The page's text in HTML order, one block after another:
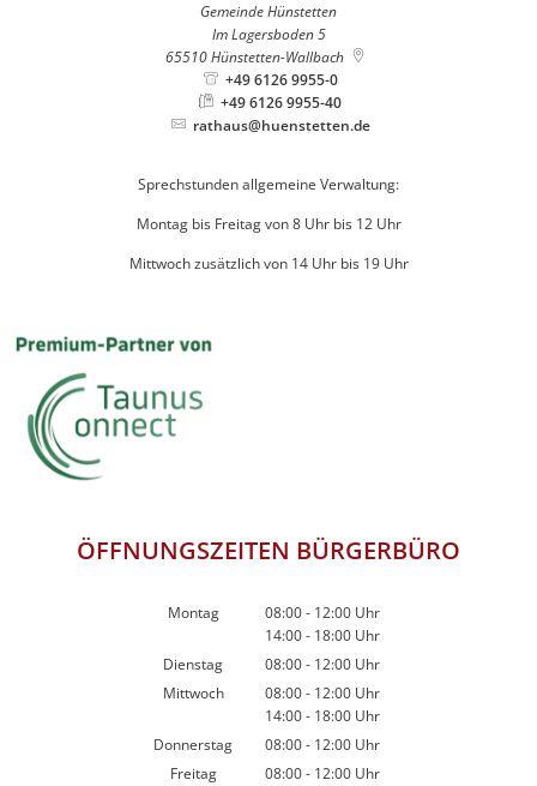
Gemeinde Hünstetten
Im Lagersboden 5
65510 Hünstetten-Wallbach
+49 6126 9955-0
+49 6126 9955-40
rathaus@huenstetten.de
Sprechstunden allgemeine Verwaltung:
Montag bis Freitag von 8 Uhr bis 12 Uhr
Mittwoch zusätzlich von 14 Uhr bis 19 Uhr
ÖFFNUNGSZEITEN BÜRGERBÜRO
Montag 08:00- 12:00 Uhr
Von 08:00 bis 12:00 Uhr
14:00- 18:00 Uhr
Von 14:00 bis 18:00 Uhr
Dienstag 08:00- 12:00 Uhr
Von 08:00 bis 12:00 Uhr
Mittwoch 08:00- 12:00 Uhr
Von 08:00 bis 12:00 Uhr
14:00- 18:00 Uhr
Von 14:00 bis 18:00 Uhr
Donnerstag 08:00- 12:00 Uhr
Von 08:00 bis 12:00 Uhr
Freitag 08:00- 12:00 Uhr